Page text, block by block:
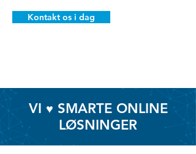
Kontakt os i dag
VI ♥ SMARTE ONLINE
LØSNINGER